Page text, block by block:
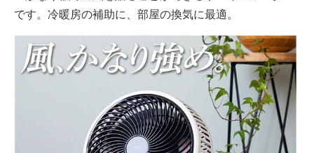
です。冷暖房の補助に、部屋の換気に最適。